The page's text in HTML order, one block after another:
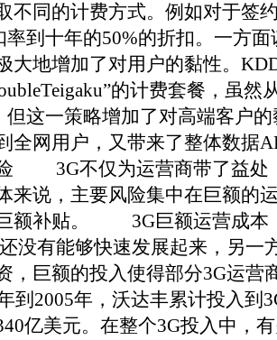
不同的计费方式。例如对于签
率到十年的50%的折扣。一方
大地增加了对用户的黏性。
的计费套餐，虽
但这一策略增加了对高端客户
全网用户，又带来了整体数
3G不仅为运营商带了益处
来说，主要风险集中在巨额的
巨额补贴。 3G巨额运营成
没有能够快速发展起来，另一
，巨额的投入使得部分3G运营
到2005年，沃达丰累计投入到
亿美元。在整个3G投入中，